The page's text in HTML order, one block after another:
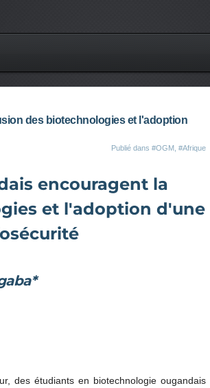
des biotechnologies et l'adoption
Publié dans #OGM #Afrique
encouragent la
et l'adoption d'une
des étudiants en biotechnologie ougandais